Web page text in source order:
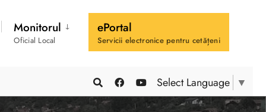
Monitorul
Oficial Local
ePortal
Servicii electronice pentru cetățeni
Select Language ▼